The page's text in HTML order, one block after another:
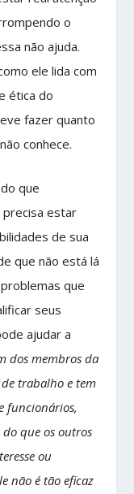
o
não ajuda.
ele lida com
ética do
fazer quanto
conhece.
que
precisa estar
de sua
que não está lá
que
seus
ajudar a
dos membros da
trabalho e tem
funcionários,
que os outros
ou
não é tão eficaz